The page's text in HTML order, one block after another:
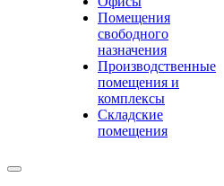
Помещения
свободного
назначения
Производственные
помещения и
комплексы
Складские
помещения